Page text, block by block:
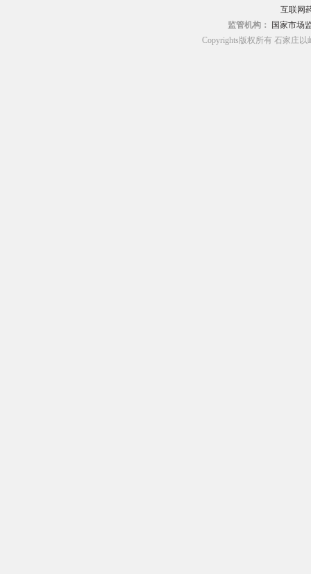
互联网
监管机构：
国家市场
Copyrights版权所有 石家庄